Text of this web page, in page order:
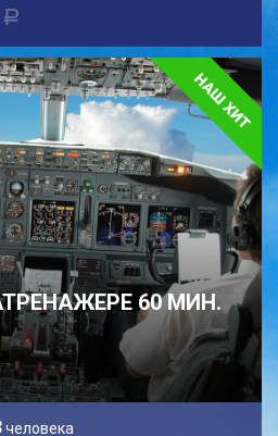
a
60 МИН.
человека